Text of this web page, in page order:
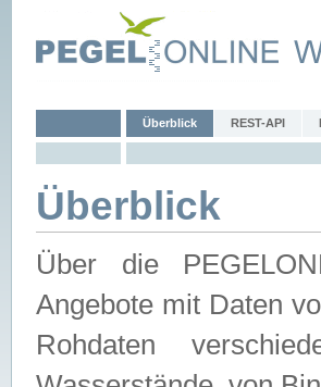
Überblick REST-API
Überblick
Über die
Angebote mit Daten
Rohdaten